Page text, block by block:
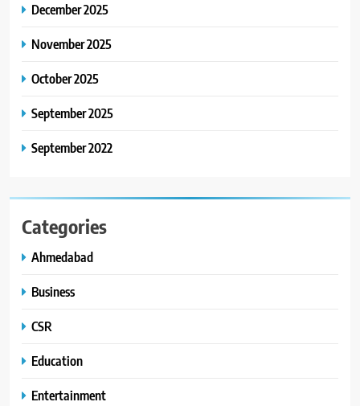
December 2025
November 2025
October 2025
September 2025
September 2022
Categories
Ahmedabad
Business
CSR
Education
Entertainment